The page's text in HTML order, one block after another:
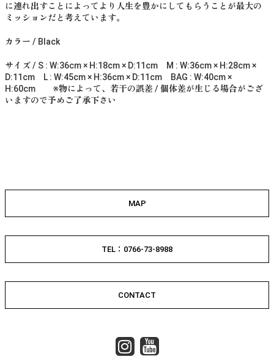
に連れ出すことによってより人生を豊かにしてもらうことが最大の
ミッションだと考えています。
カラー / Black
サイズ / S : W:36cm × H:18cm × D:11cm M : W:36cm × H:28cm ×
D:11cm L : W:45cm × H:36cm × D:11cm BAG : W:40cm ×
H:60cm ※物によって、若干の誤差 / 個体差が生じる場合がござ
いますので予めご了承下さい
MAP
TEL：0766-73-8988
CONTACT